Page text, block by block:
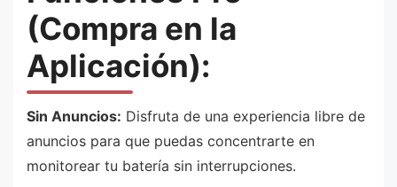
(Compra en la
Aplicación):
Sin Anuncios: Disfruta de una experiencia libre de
anuncios para que puedas concentrarte en
monitorear tu batería sin interrupciones.